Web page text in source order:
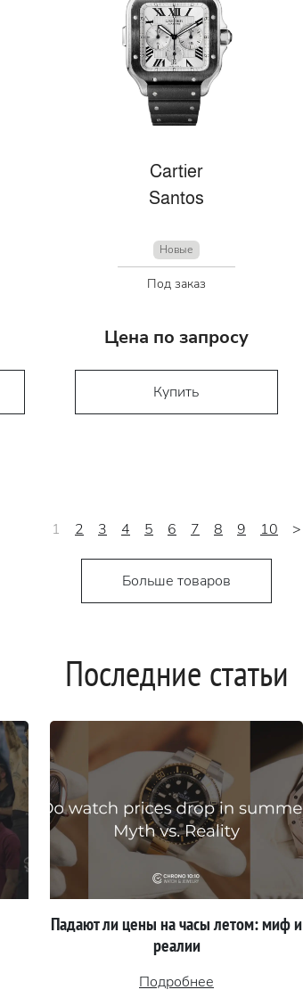
Cartier
Santos
Новые
Под заказ
Цена по запросу
Купить
1 2 3 4 5 6 7 8 9 10 >
Больше товаров
Последние статьи
Падают ли цены на часы летом: миф и
реалии
Подробнее